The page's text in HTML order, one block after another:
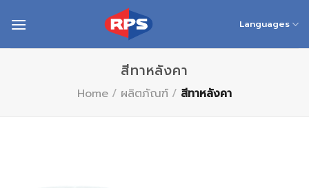
Languages
สีทาหลังคา
Home / ผลิตภัณฑ์ / สีทาหลังคา